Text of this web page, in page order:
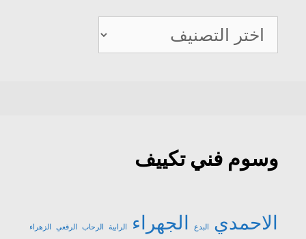
صيانة
تكييف
وسوم فني تكييف
الاحمدي البدع الجهراء الرابية الرحاب الرقعي الزهراء